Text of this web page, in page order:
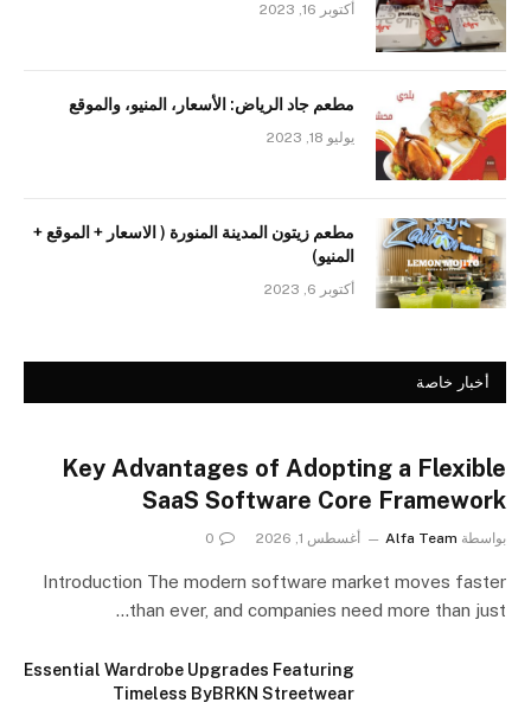
أكتوبر 16, 2023
مطعم جاد الرياض: الأسعار، المنيو، والموقع
يوليو 18, 2023
مطعم زيتون المدينة المنورة ( الاسعار + الموقع +
المنيو)
أكتوبر 6, 2023
أخبار خاصة
Key Advantages of Adopting a Flexible
SaaS Software Core Framework
بواسطة Alfa Team أغسطس 1, 2026 0
Introduction The modern software market moves faster
than ever, and companies need more than just…
Essential Wardrobe Upgrades Featuring
Timeless ByBRKN Streetwear